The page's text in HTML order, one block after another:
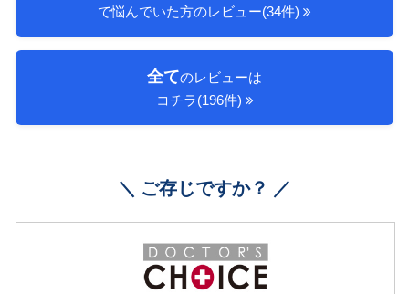
で悩んでいた方のレビュー(34件)
全てのレビューは
コチラ(196件)
＼ ご存じですか？ ／